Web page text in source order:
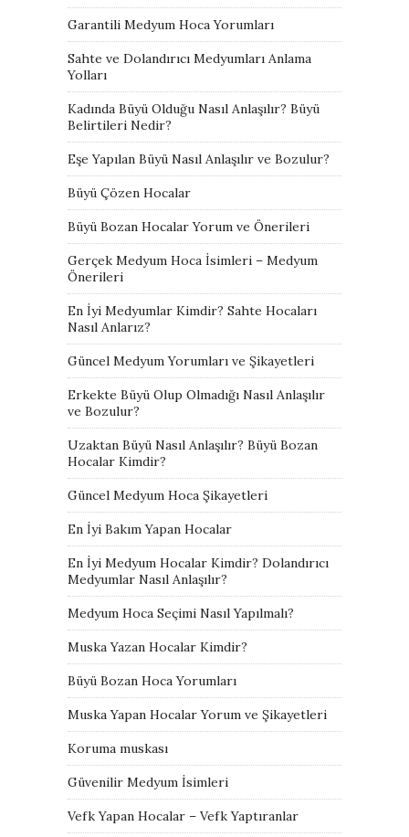
Garantili Medyum Hoca Yorumları
Sahte ve Dolandırıcı Medyumları Anlama
Yolları
Kadında Büyü Olduğu Nasıl Anlaşılır? Büyü
Belirtileri Nedir?
Eşe Yapılan Büyü Nasıl Anlaşılır ve Bozulur?
Büyü Çözen Hocalar
Büyü Bozan Hocalar Yorum ve Önerileri
Gerçek Medyum Hoca İsimleri – Medyum
Önerileri
En İyi Medyumlar Kimdir? Sahte Hocaları
Nasıl Anlarız?
Güncel Medyum Yorumları ve Şikayetleri
Erkekte Büyü Olup Olmadığı Nasıl Anlaşılır
ve Bozulur?
Uzaktan Büyü Nasıl Anlaşılır? Büyü Bozan
Hocalar Kimdir?
Güncel Medyum Hoca Şikayetleri
En İyi Bakım Yapan Hocalar
En İyi Medyum Hocalar Kimdir? Dolandırıcı
Medyumlar Nasıl Anlaşılır?
Medyum Hoca Seçimi Nasıl Yapılmalı?
Muska Yazan Hocalar Kimdir?
Büyü Bozan Hoca Yorumları
Muska Yapan Hocalar Yorum ve Şikayetleri
Koruma muskası
Güvenilir Medyum İsimleri
Vefk Yapan Hocalar – Vefk Yaptıranlar